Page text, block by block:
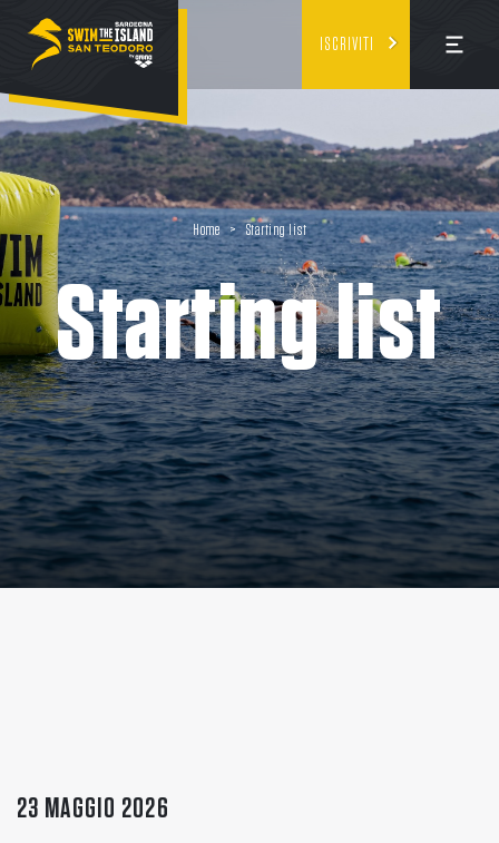
ISCRIVITI
Home > Starting list
Starting list
23 MAGGIO 2026